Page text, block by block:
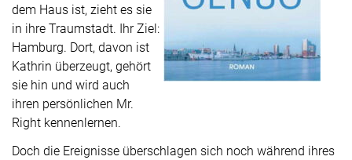
dem Haus ist, zieht es sie
in ihre Traumstadt. Ihr Ziel:
Hamburg. Dort, davon ist
Kathrin überzeugt, gehört
sie hin und wird auch
ihren persönlichen Mr.
Right kennenlernen.
Doch die Ereignisse überschlagen sich noch während ihres